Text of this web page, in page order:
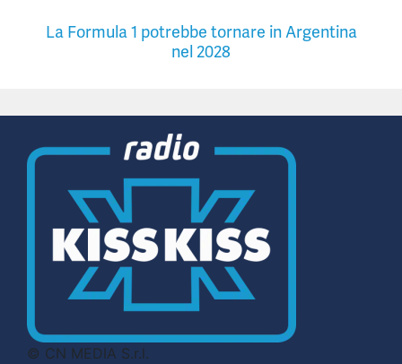
La Formula 1 potrebbe tornare in Argentina
nel 2028
© CN MEDIA S.r.l.